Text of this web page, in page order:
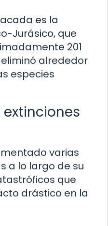
es la
Jurásico, que
201
alrededor
especies
extinciones
varias
a lo largo de su
que
drástico en la